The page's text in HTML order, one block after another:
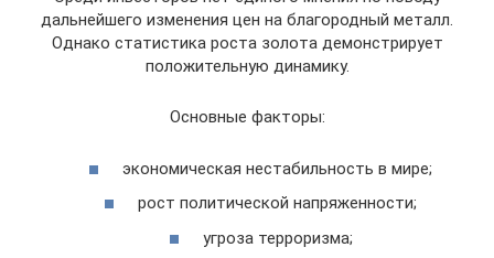
дальнейшего изменения цен на благородный металл.
Однако статистика роста золота демонстрирует
положительную динамику.
Основные факторы:
экономическая нестабильность в мире;
рост политической напряженности;
угроза терроризма;